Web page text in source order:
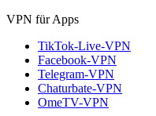
VPN für Apps
TikTok-Live-VPN
Facebook-VPN
Telegram-VPN
Chaturbate-VPN
OmeTV-VPN